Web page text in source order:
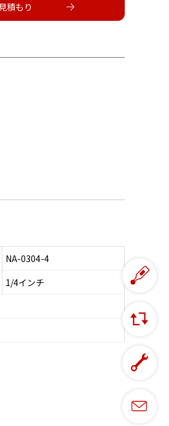
積もり
NA-0304-4
1/4インチ